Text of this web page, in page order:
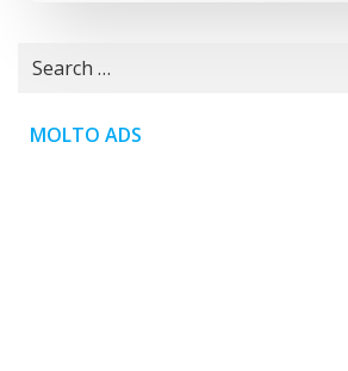
Search
MOLTO ADS